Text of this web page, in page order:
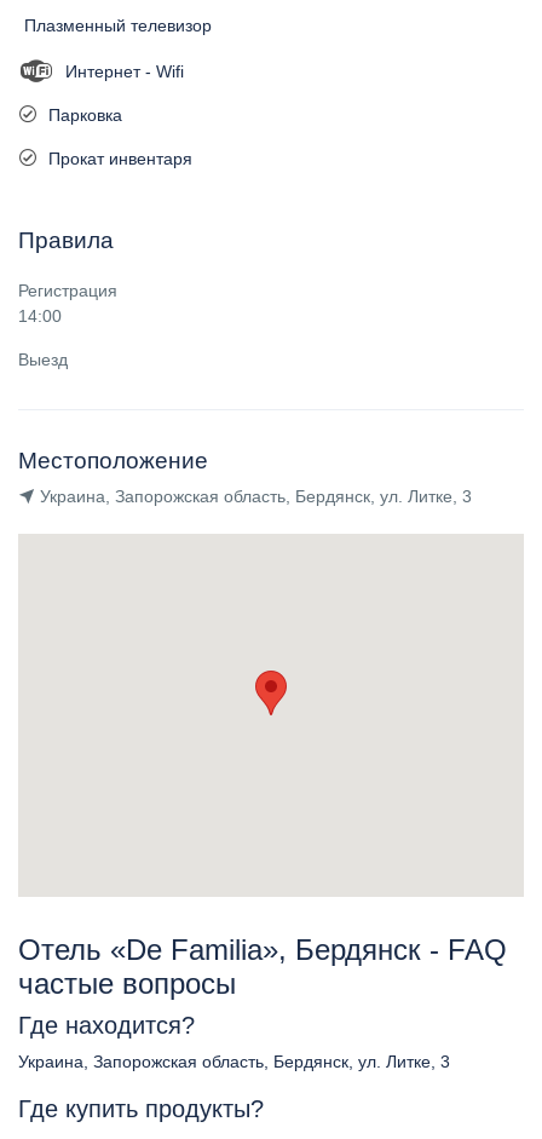
Плазменный телевизор
Интернет - Wifi
Парковка
Прокат инвентаря
Правила
Регистрация
14:00
Выезд
Местоположение
Украина, Запорожская область, Бердянск, ул. Литке, 3
Отель «De Familia», Бердянск - FAQ
частые вопросы
Где находится?
Украина, Запорожская область, Бердянск, ул. Литке, 3
Где купить продукты?